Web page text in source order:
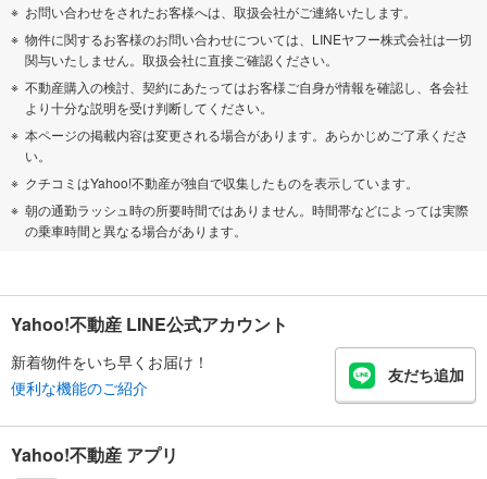
お問い合わせをされたお客様へは、取扱会社がご連絡いたします。
物件に関するお客様のお問い合わせについては、LINEヤフー株式会社は一切
関与いたしません。取扱会社に直接ご確認ください。
不動産購入の検討、契約にあたってはお客様ご自身が情報を確認し、各会社
より十分な説明を受け判断してください。
本ページの掲載内容は変更される場合があります。あらかじめご了承くださ
い。
クチコミはYahoo!不動産が独自で収集したものを表示しています。
朝の通勤ラッシュ時の所要時間ではありません。時間帯などによっては実際
の乗車時間と異なる場合があります。
Yahoo!不動産 LINE公式アカウント
新着物件をいち早くお届け！
便利な機能のご紹介
友だち追加
Yahoo!不動産 アプリ